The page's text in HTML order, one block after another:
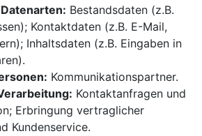
Bestandsdaten (z.B.
Kontaktdaten (z.B. E-Mail,
Inhaltsdaten (z.B. Eingaben in
Kommunikationspartner.
Kontaktanfragen und
Erbringung vertraglicher
Kundenservice.